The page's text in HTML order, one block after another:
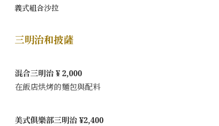
義式組合沙拉
三明治和披薩
混合三明治 ¥ 2,000
在飯店烘烤的麵包與配料
美式俱樂部三明治 ¥2,400